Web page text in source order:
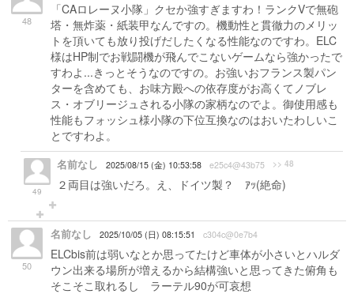
48
「CAロレーヌ小隊」クセか強すぎますわ！ランクVで無砲
塔・無炸薬・紙装甲なんですの。機動性と貫徹力のメリッ
トを頂いても放り投げだしたくなる性能なのですわ。ELC
様はHP制でお戦闘機が飛んでこないゲームなら強かったで
すわよ...きっとそうなのですの。お強いおフランス製パン
ターを含めても、お味方殿への依存度がお高くてノブレ
ス・オブリージュされる小隊の家柄なのでよ。御使用感も
性能もフォッシュ様小隊の下位互換なのはおいたわしいこ
とですわよ。
49
名前なし 2025/08/15 (金) 10:53:58 e25c4@43b75 >> 48
２両目は強いだろ。え、ドイツ製？ ｱｯ(絶命)
50
名前なし 2025/10/05 (日) 08:15:51 c304c@0e7b4
ELCbis前は弱いなとか思ってたけど車体が小さいとハルダ
ウン出来る場所が増えるから結構強いと思ってきた俯角も
そこそこ取れるし ラーテル90が可哀想